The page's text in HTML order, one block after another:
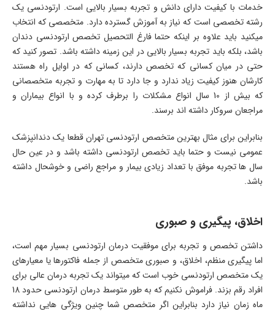
خدمات با کیفیت دارای دانش و تجربه بسیار بالایی است. ارتودنسی یک
رشته تخصصی است که نیاز به آموزش گسترده دارد. متخصصی که انتخاب
میکنید باید علاوه بر اینکه حتما فارغ التحصیل تخصص ارتودنسی دندان
باشد، بلکه باید تجربه بسیار بالایی در این زمینه داشته باشد. تصور کنید که
حتی در میان کسانی که تخصص دارند، کسانی که در اوایل راه هستند
کارشان هنوز کیفیت زیاد ندارد و جا دارد تا به مهارت و تجربه متخصصانی
که بیش از 10 سال انواع مشکلات را برطرف کرده و با انواع بیماران و
مراجعان سروکار داشته اند برسند.
بنابراین برای مثال بهترین متخصص ارتودنسی تهران قطعا یک دندانپزشک
عمومی نیست و حتما باید تخصص ارتودنسی داشته باشد و در عین حال
سال ها تجربه موفق با تعداد زیادی بیمار و مراجع راضی و خوشحال داشته
باشد.
اخلاق، پیگیری و صبوری
داشتن تخصص و تجربه برای موفقیت درمان ارتودنسی بسیار مهم است،
اما پیگیری منظم، اخلاق، و صبوری متخصص از جمله فاکتورها یا معیارهای
یک متخصص ارتودنسی خوب است که میتواند یک تجربه درمان عالی برای
افراد رقم بزند. فراموش نکنیم که به طور متوسط درمان ارتودنسی حدود 18
ماه زمان نیاز دارد بنابراین اگر متخصص شما چنین ویژگی هایی نداشته